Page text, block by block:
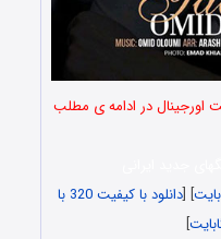
اورجینال در ادامه ی مطلب
] [
دانلود با کیفیت 320 با
]